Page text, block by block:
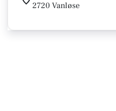
2720 Vanløse